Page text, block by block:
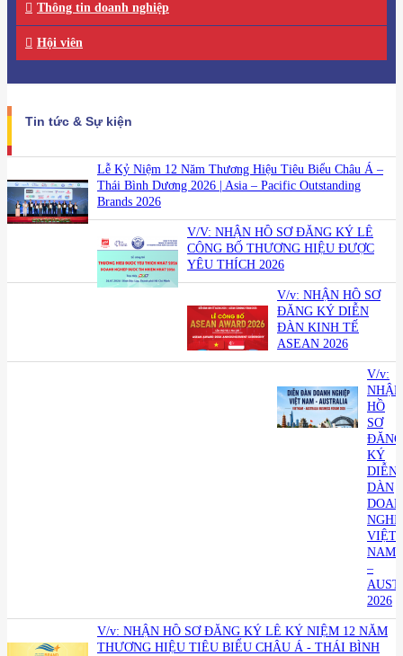
Thông tin doanh nghiệp
Hội viên
Tin tức & Sự kiện
Lễ Kỷ Niệm 12 Năm Thương Hiệu Tiêu Biểu Châu Á –
Thái Bình Dương 2026 | Asia – Pacific Outstanding
Brands 2026
V/V: NHẬN HỒ SƠ ĐĂNG KÝ LỄ
CÔNG BỐ THƯƠNG HIỆU ĐƯỢC
YÊU THÍCH 2026
V/v: NHẬN HỒ SƠ
ĐĂNG KÝ DIỄN
ĐÀN KINH TẾ
ASEAN 2026
V/v:
NHẬN
HỒ
SƠ
ĐĂNG
KÝ
DIỄN
DÀN
VIỆT
NAM
–
2026
V/v: NHẬN HỒ SƠ ĐĂNG KÝ LỄ KỶ NIỆM 12 NĂM
THƯƠNG HIỆU TIÊU BIỂU CHÂU Á - THÁI BÌNH